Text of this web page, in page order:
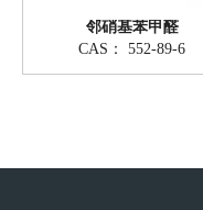
邻硝基苯甲醛
CAS：
552-89-6